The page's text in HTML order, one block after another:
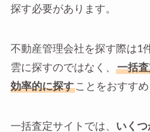
探す必要があります。
不動産管理会社を探す際は1
雲に探すのではなく、
一括
効率的に探すことをおすすめ
一括査定サイトでは、 いくつ